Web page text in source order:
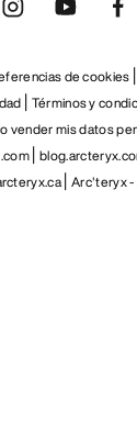
de cookies
Términos y
vender mis datos
Arc'teryx -